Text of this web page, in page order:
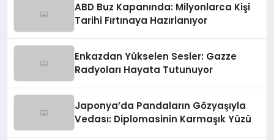
ABD Buz Kapanında: Milyonlarca Kişi
Tarihi Fırtınaya Hazırlanıyor
Enkazdan Yükselen Sesler: Gazze
Radyoları Hayata Tutunuyor
Japonya’da Pandaların Gözyaşıyla
Vedası: Diplomasinin Karmaşık Yüzü